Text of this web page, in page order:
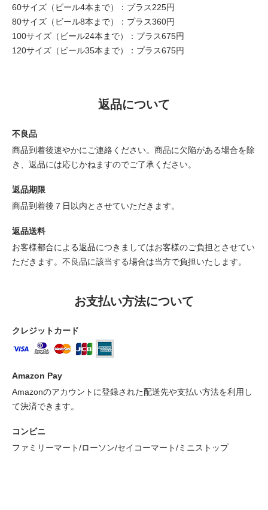
60サイズ（ビール4本まで）：プラス225円
80サイズ（ビール8本まで）：プラス360円
100サイズ（ビール24本まで）：プラス675円
120サイズ（ビール35本まで）：プラス675円
返品について
不良品
商品到着後速やかにご連絡ください。商品に欠陥がある場合を除
き、返品には応じかねますのでご了承ください。
返品期限
商品到着後７日以内とさせていただきます。
返品送料
お客様都合による返品につきましてはお客様のご負担とさせてい
ただきます。不良品に該当する場合は当方で負担いたします。
お支払い方法について
クレジットカード
Amazon Pay
Amazonのアカウントに登録された配送先や支払い方法を利用し
て決済できます。
コンビニ
ファミリーマート/ローソン/セイコーマート/ミニストップ